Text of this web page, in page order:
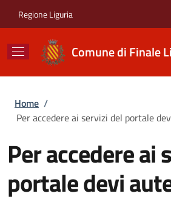
Regione Liguria
Comune di Finale
Briciole di pane
Home /
Per accedere ai servizi del portale
Per accedere ai
portale devi